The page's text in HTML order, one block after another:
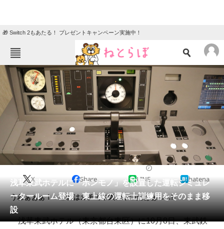
🎁 Switch 2もあたる！ プレゼントキャンペーン実施中！
ねとらぼメニュー
TOP ニュース
エンタメ クイズ
グルメ 地域
住まい 教育・育児
動物 リサーチ
会員記事
メディア
注目記事を集めた総合ページ
浅草東武ホテルに「ホンモノ」を設置した運転シミュレ
ータールーム登場 東上線の運転士訓練用をそのまま移
設
X Share LINE hatena
うわぁぁぁ！ これはガチで本気のやつだぁぁ……!!
浅草東武ホテル（東京都台東区）に10月8日、東武鉄